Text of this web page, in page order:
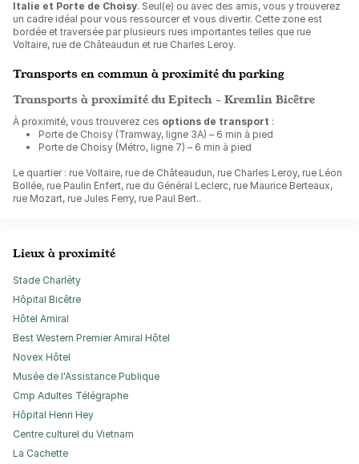
Italie et Porte de Choisy. Seul(e) ou avec des amis, vous y trouverez
un cadre idéal pour vous ressourcer et vous divertir. Cette zone est
bordée et traversée par plusieurs rues importantes telles que rue
Voltaire, rue de Châteaudun et rue Charles Leroy.
Transports en commun à proximité du parking
Transports à proximité du Epitech - Kremlin Bicêtre
À proximité, vous trouverez ces options de transport :
Porte de Choisy (Tramway, ligne 3A) – 6 min à pied
Porte de Choisy (Métro, ligne 7) – 6 min à pied
Le quartier : rue Voltaire, rue de Châteaudun, rue Charles Leroy, rue Léon
Bollée, rue Paulin Enfert, rue du Général Leclerc, rue Maurice Berteaux,
rue Mozart, rue Jules Ferry, rue Paul Bert..
Lieux à proximité
Stade Charléty
Hôpital Bicêtre
Hôtel Amiral
Best Western Premier Amiral Hôtel
Novex Hôtel
Musée de l'Assistance Publique
Cmp Adultes Télégraphe
Hôpital Henri Hey
Centre culturel du Vietnam
La Cachette